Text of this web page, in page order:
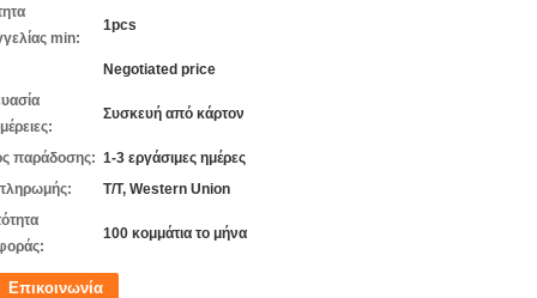
min:
1pcs
Negotiated price
Συσκευή από κάρτον
παράδοσης: 1-3 εργάσιμες ημέρες
T/T, Western Union
100 κομμάτια το μήνα
Επικοινωνία